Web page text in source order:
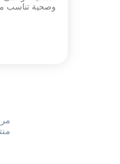
وصحية تناسب